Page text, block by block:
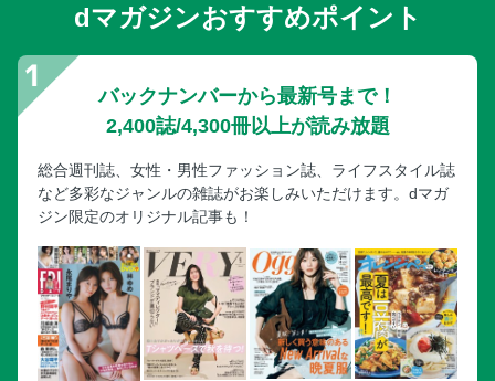
dマガジンおすすめポイント
バックナンバーから最新号まで！
2,400誌/4,300冊以上が読み放題
総合週刊誌、女性・男性ファッション誌、ライフスタイル誌
など多彩なジャンルの雑誌がお楽しみいただけます。dマガ
ジン限定のオリジナル記事も！